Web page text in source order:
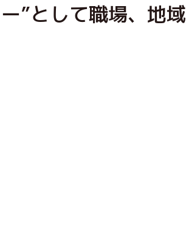
”として職場、地域